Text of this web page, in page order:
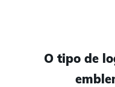
O tipo de